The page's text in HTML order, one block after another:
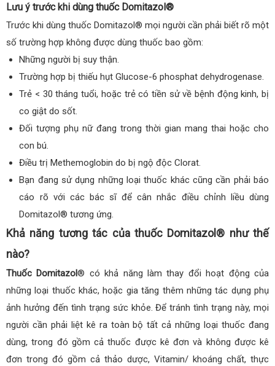
Lưu ý trước khi dùng thuốc Domitazol®
Trước khi dùng thuốc Domitazol® mọi người cần phải biết rõ một
số trường hợp không được dùng thuốc bao gồm:
Những người bị suy thận.
Trường hợp bị thiếu hụt Glucose-6 phosphat dehydrogenase.
Trẻ < 30 tháng tuổi, hoặc trẻ có tiền sử về bệnh động kinh, bị
co giật do sốt.
Đối tượng phụ nữ đang trong thời gian mang thai hoặc cho
con bú.
Điều trị Methemoglobin do bị ngộ độc Clorat.
Bạn đang sử dụng những loại thuốc khác cũng cần phải báo
cáo rõ với các bác sĩ để cân nhắc điều chỉnh liều dùng
Domitazol® tương ứng.
Khả năng tương tác của thuốc Domitazol® như thế
nào?
Thuốc Domitazol® có khả năng làm thay đổi hoạt động của
những loại thuốc khác, hoặc gia tăng thêm những tác dụng phụ
ảnh hưởng đến tình trạng sức khỏe. Để tránh tình trạng này, mọi
người cần phải liệt kê ra toàn bộ tất cả những loại thuốc đang
dùng, trong đó gồm cả thuốc được kê đơn và không được kê
đơn trong đó gồm cả thảo dược, Vitamin/ khoáng chất, thực